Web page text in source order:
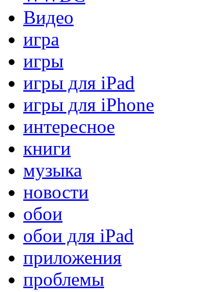
Видео
игра
игры
игры для iPad
игры для iPhone
интересное
книги
музыка
новости
обои
обои для iPad
приложения
проблемы